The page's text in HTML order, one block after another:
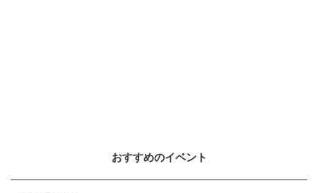
エリクシール ON 美的.COM
おすすめのイベント